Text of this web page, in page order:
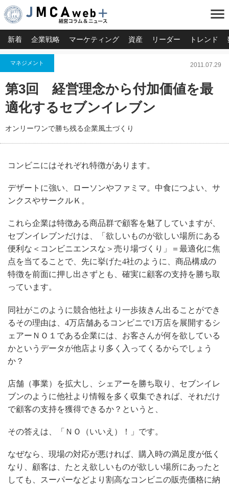
menu
新着 企業戦略 マーケティング 資産 リーダー トレンド
マネジメント 2011.07.29
第3回 経営理念から付加価値を最
適化するセブンイレブン
オンリーワンで勝ち残る企業風土づくり
コンビニにはそれぞれ特徴があります。
デザートに強い、ローソンやファミマ。 中食につよい、サ
ンクスやサークルＫ。
これら企業は特徴ある商品群で顧客を魅了していますが、
セブンイレブンだけは、「欲しいものが欲しい場所にある
便利な＜コンビニエンスな＞売り場づくり」＝最適化に焦
点を当てることで、先に挙げた4社のように、商品構成の
特徴を前面に押し出さずとも、確実に顧客の支持を勝ち取
っています。
同社がこのように競合他社より一歩抜きん出ることができ
るその理由は、 4万店舗あるコンビニで1万店を展開するシ
ェアーＮＯ１である企業には、お客さんが何を欲している
かというデータが他店より多く入ってくるからでしょう
か？
店舗（事業）を拡大し、シェアーを勝ち取り、セブンイレ
ブンのように他社より情報を多く収集できれば、それだけ
で顧客の支持を獲得できるか？というと、
その答えは、「ＮＯ（いいえ）！」です。
なぜなら、現場の対応が悪ければ、購入時の満足度が低く
なり、顧客は、たとえ欲しいものが欲しい場所にあったと
しても、スーパーなどより割高なコンビニの販売価格に納